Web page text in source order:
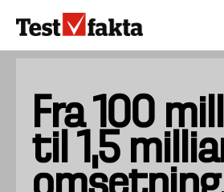
main
Fra 100
til 1,5